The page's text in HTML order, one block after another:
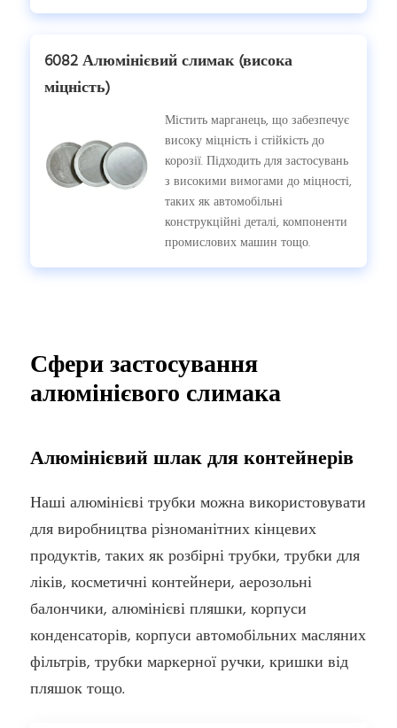
6082 Алюмінієвий слимак (висока
міцність)
Містить марганець, що забезпечує
високу міцність і стійкість до
корозії. Підходить для застосувань
з високими вимогами до міцності,
таких як автомобільні
конструкційні деталі, компоненти
промислових машин тощо.
Сфери застосування
алюмінієвого слимака
Алюмінієвий шлак для контейнерів
Наші алюмінієві трубки можна використовувати
для виробництва різноманітних кінцевих
продуктів, таких як розбірні трубки, трубки для
ліків, косметичні контейнери, аерозольні
балончики, алюмінієві пляшки, корпуси
конденсаторів, корпуси автомобільних масляних
фільтрів, трубки маркерної ручки, кришки від
пляшок тощо.